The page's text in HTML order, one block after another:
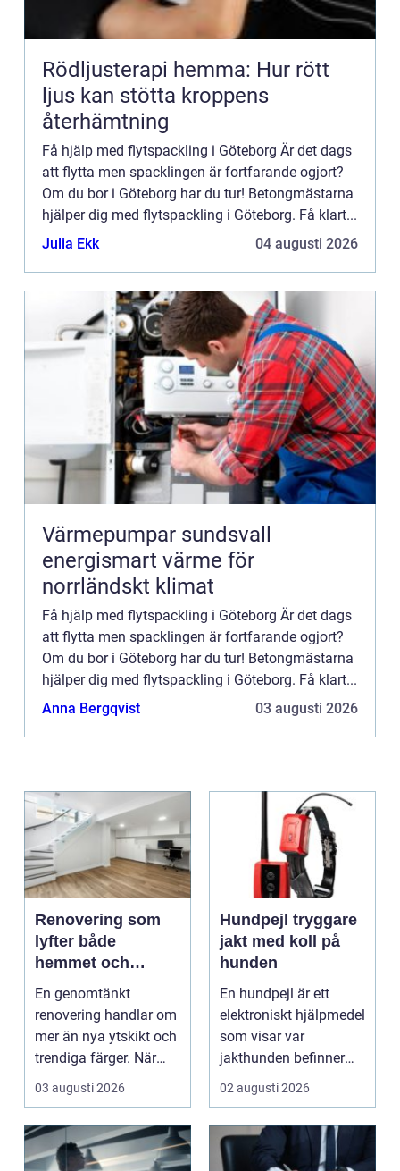
Rödljusterapi hemma: Hur rött
ljus kan stötta kroppens
återhämtning
Få hjälp med flytspackling i Göteborg Är det dags
att flytta men spacklingen är fortfarande ogjort?
Om du bor i Göteborg har du tur! Betongmästarna
hjälper dig med flytspackling i Göteborg. Få klart...
Julia Ekk
04 augusti 2026
Värmepumpar sundsvall
energismart värme för
norrländskt klimat
Få hjälp med flytspackling i Göteborg Är det dags
att flytta men spacklingen är fortfarande ogjort?
Om du bor i Göteborg har du tur! Betongmästarna
hjälper dig med flytspackling i Göteborg. Få klart...
Anna Bergqvist
03 augusti 2026
Renovering som
lyfter både
hemmet och
vardagen
En genomtänkt
renovering handlar om
mer än nya ytskikt och
trendiga färger. När
arbetet planeras väl...
03 augusti 2026
Hundpejl tryggare
jakt med koll på
hunden
En hundpejl är ett
elektroniskt hjälpmedel
som visar var
jakthunden befinner
sig i realtid.
Halsband...
02 augusti 2026